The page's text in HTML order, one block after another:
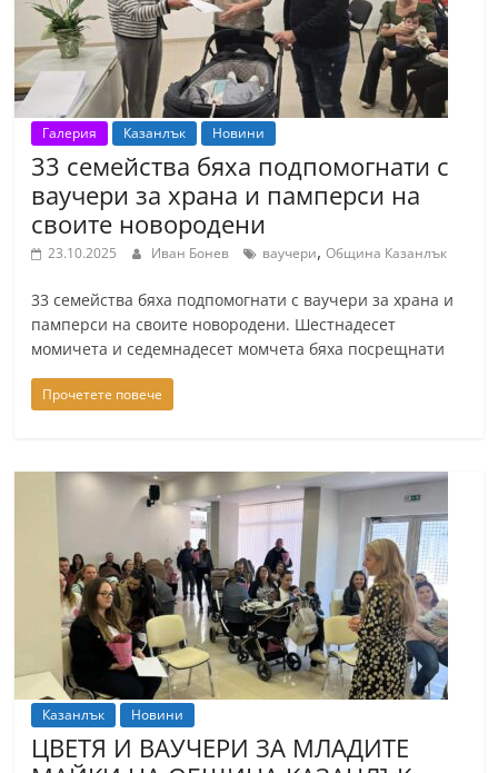
f
o
k
a
z
a
n
l
a
k
-
b
g
i
n
o
,
g
a
l
l
e
Галерия Казанлък Новини
33 семейства бяха подпомогнати с
ваучери за храна и памперси на
своите новородени
23.10.2025 Иван Бонев ваучери,Община Казанлък
33 семейства бяха подпомогнати с ваучери за храна и
памперси на своите новородени. Шестнадесет
момичета и седемнадесет момчета бяха посрещнати
Прочетете повече
Казанлък Новини
ЦВЕТЯ И ВАУЧЕРИ ЗА МЛАДИТЕ